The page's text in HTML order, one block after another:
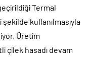
Termal
şekilde kullanılmasıyla
Üretim
çilek hasadı devam